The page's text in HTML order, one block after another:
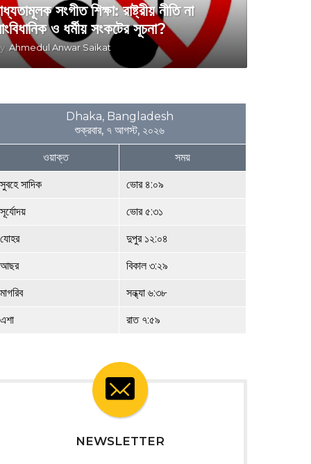
সংগীত শিক্ষা: রাষ্ট্রীয় নীতি না
ও ধর্মীয় সংকটের সূচনা?
Ahmedul Anwar Saikat
Dhaka, Bangladesh
শুক্রবার, ৭ আগস্ট, ২০২৬
ওয়াক্ত সময়
সুবহে সাদিক ভোর ৪:০৯
সূর্যোদয় ভোর ৫:৩১
যোহর দুপুর ১২:০৪
আছর বিকাল ৩:২৯
মাগরিব সন্ধ্যা ৬:৩৮
এশা রাত ৭:৫৯
NEWSLETTER